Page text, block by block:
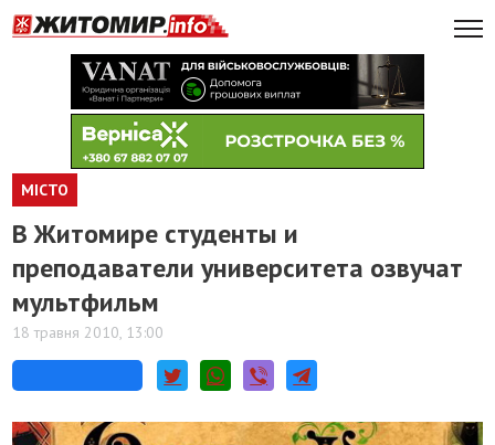
МІСТО
В Житомире студенты и
преподаватели университета озвучат
мультфильм
18 травня 2010, 13:00